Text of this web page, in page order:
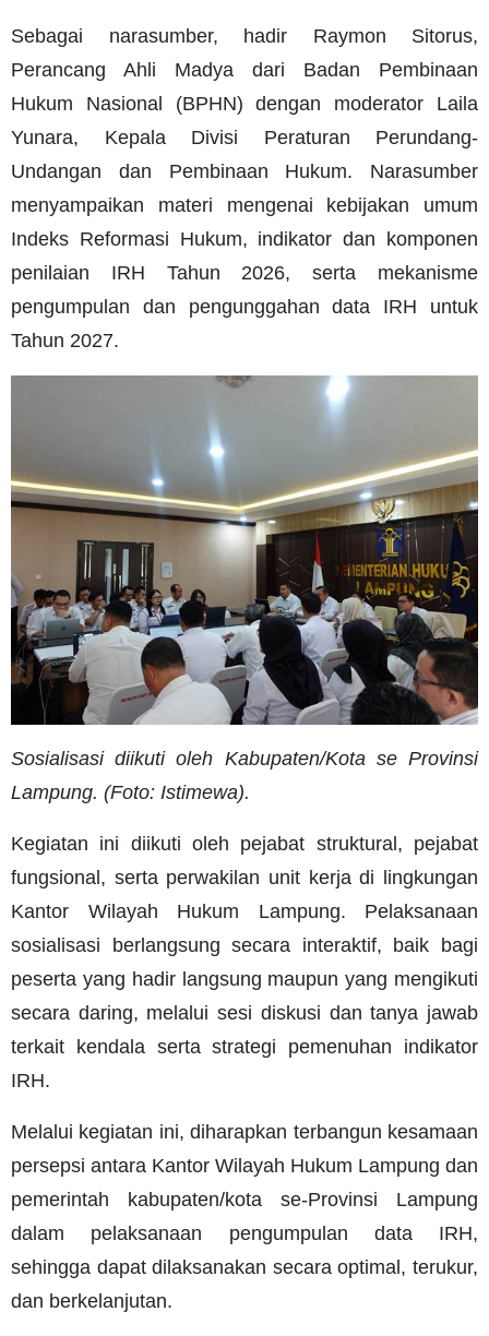
Sebagai narasumber, hadir Raymon Sitorus,
Perancang Ahli Madya dari Badan Pembinaan
Hukum Nasional (BPHN) dengan moderator Laila
Yunara, Kepala Divisi Peraturan Perundang-
Undangan dan Pembinaan Hukum. Narasumber
menyampaikan materi mengenai kebijakan umum
Indeks Reformasi Hukum, indikator dan komponen
penilaian IRH Tahun 2026, serta mekanisme
pengumpulan dan pengunggahan data IRH untuk
Tahun 2027.
Sosialisasi diikuti oleh Kabupaten/Kota se Provinsi
Lampung. (Foto: Istimewa).
Kegiatan ini diikuti oleh pejabat struktural, pejabat
fungsional, serta perwakilan unit kerja di lingkungan
Kantor Wilayah Hukum Lampung. Pelaksanaan
sosialisasi berlangsung secara interaktif, baik bagi
peserta yang hadir langsung maupun yang mengikuti
secara daring, melalui sesi diskusi dan tanya jawab
terkait kendala serta strategi pemenuhan indikator
IRH.
Melalui kegiatan ini, diharapkan terbangun kesamaan
persepsi antara Kantor Wilayah Hukum Lampung dan
pemerintah kabupaten/kota se-Provinsi Lampung
dalam pelaksanaan pengumpulan data IRH,
sehingga dapat dilaksanakan secara optimal, terukur,
dan berkelanjutan.